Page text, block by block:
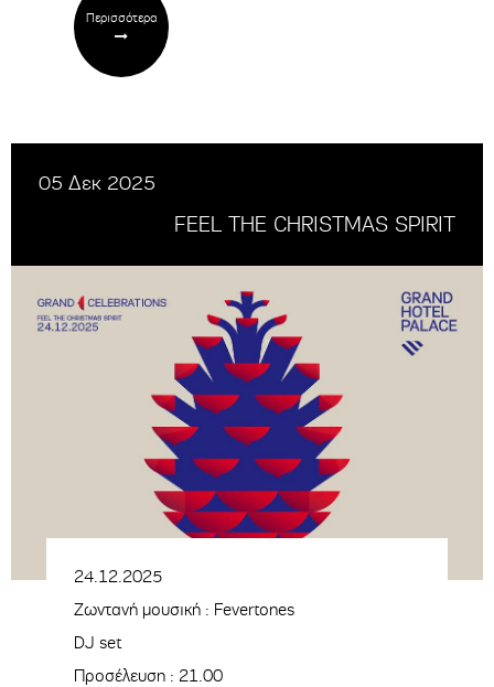
Περισσότερα
05 Δεκ 2025
FEEL THE CHRISTMAS SPIRIT
24.12.2025
Ζωντανή μουσική : Fevertones
DJ set
Προσέλευση : 21.00